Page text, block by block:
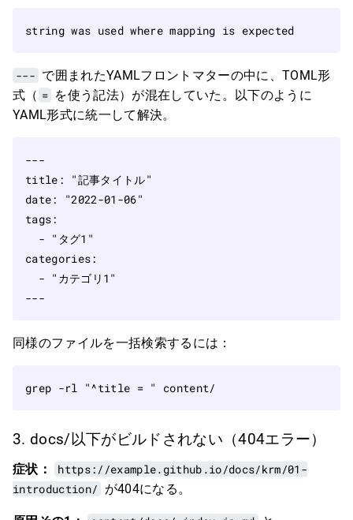
--- で囲まれたYAMLフロントマターの中に、TOML形
式（ = を使う記法）が混在していた。以下のように
YAML形式に統一して解決。
---
title :
"記事タイトル"
date:
"2022-01-06"
tags:
- "タグ1"
categories:
- "カテゴリ1"
---
同様のファイルを一括検索するには：
grep -rl "^title = "
3. docs/以下がビルドされない（404エラー）
症状：
https://example.github.io/docs/krm/01-
introduction/ が404になる。